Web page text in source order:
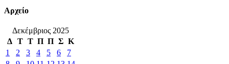
Αρχείο
Δεκέμβριος 2025
Δ Τ Τ Π Π Σ Κ
1
2 3 4 5 6
7